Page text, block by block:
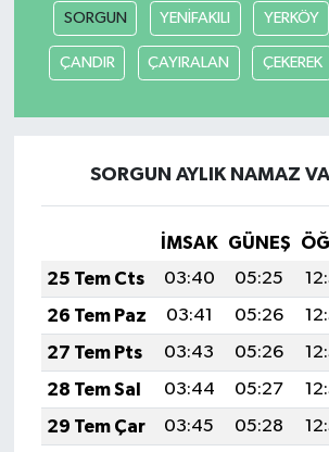
SORGUN YENİFAKILI YERKÖY
ÇANDIR ÇAYIRALAN ÇEKEREK
SORGUN AYLIK NAMAZ
İMSAK GÜNEŞ
25 Tem Cts
03:40 05:25
26 Tem Paz
03:41 05:26
27 Tem Pts
03:43 05:26
28 Tem Sal
03:44 05:27
29 Tem Çar
03:45 05:28